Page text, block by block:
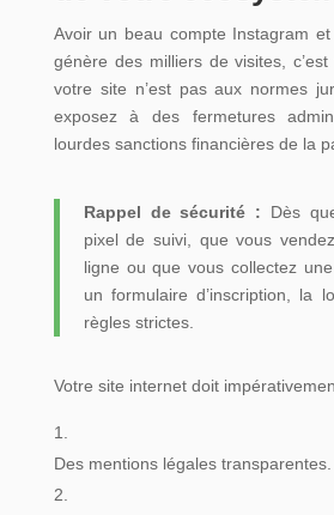
Avoir un beau compte Instagram
génère des milliers de visites,
votre site n’est pas aux normes
exposez à des fermetures
lourdes sanctions financières de la
Rappel de sécurité : Dès
pixel de suivi, que vous
ligne ou que vous collectez
un formulaire d’inscription, la
règles strictes.
Votre site internet doit
Des mentions légales transparentes.